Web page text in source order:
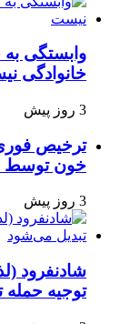
وابستگی
خانوادگی
3 روز پیش
ترخیص
خون توسط
3 روز پیش
شادنفرود
توجیه